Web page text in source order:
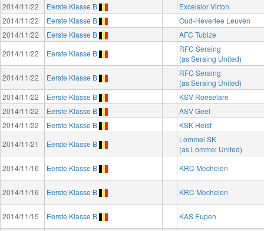
2014/11/22
Eerste Klasse B
Excelsior Virton
2014/11/22
Eerste Klasse B
Oud-Heverlee Leuven
2014/11/22
Eerste Klasse B
AFC Tubize
2014/11/22
Eerste Klasse B
RFC Seraing
(as Seraing United)
2014/11/22
Eerste Klasse B
RFC Seraing
(as Seraing United)
2014/11/22
Eerste Klasse B
KSV Roeselare
2014/11/22
Eerste Klasse B
ASV Geel
2014/11/22
Eerste Klasse B
KSK Heist
2014/11/21
Eerste Klasse B
Lommel SK
(as Lommel United)
2014/11/16
Eerste Klasse B KRC Mechelen
2014/11/16 Eerste Klasse B KRC Mechelen
2014/11/15 Eerste Klasse B
KAS Eupen